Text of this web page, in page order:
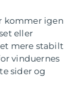
kommer igen
eller
mere stabilt
vinduernes
sider og